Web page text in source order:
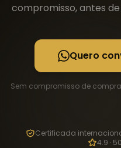
compromisso, antes
Quero
Sem compromisso de
Certificada
4.9 ·